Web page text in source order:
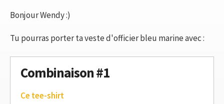
Bonjour Wendy :)
Tu pourras porter ta veste d'officier bleu marine avec :
Combinaison #1
Ce tee-shirt